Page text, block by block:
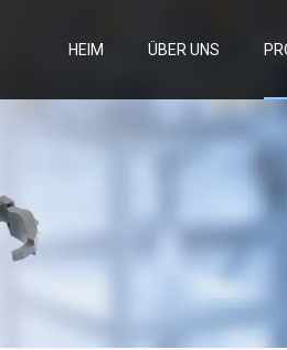
HEIM ÜBER UNS